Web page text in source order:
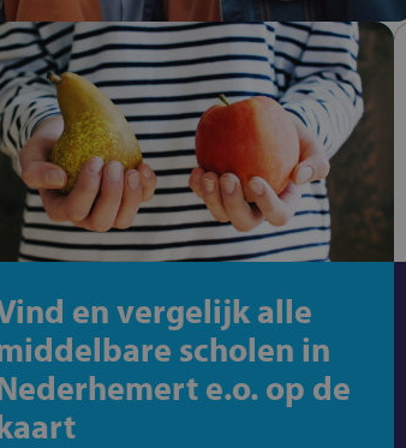
en vergelijk alle
scholen in
e.o. op de